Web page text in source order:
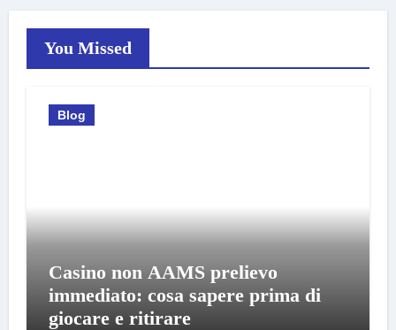
You Missed
Blog
Casino non AAMS prelievo
immediato: cosa sapere prima di
giocare e ritirare